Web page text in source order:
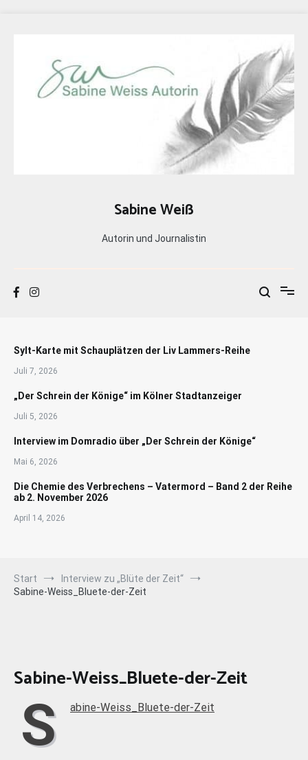
Sabine Weiß
Autorin und Journalistin
Sylt-Karte mit Schauplätzen der Liv Lammers-Reihe
Juli 7, 2026
„Der Schrein der Könige“ im Kölner Stadtanzeiger
Juli 5, 2026
Interview im Domradio über „Der Schrein der Könige“
Mai 6, 2026
Die Chemie des Verbrechens – Vatermord – Band 2 der Reihe
ab 2. November 2026
April 14, 2026
Start
Interview zu „Blüte der Zeit“
Sabine-Weiss_Bluete-der-Zeit
Sabine-Weiss_Bluete-der-Zeit
S abine-Weiss_Bluete-der-Zeit